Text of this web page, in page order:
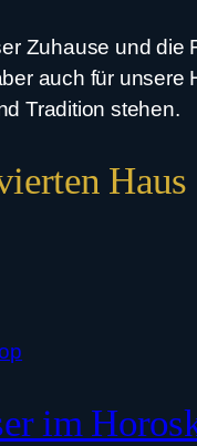
Zuhause und
auch für
Tradition stehen.
Haus
im